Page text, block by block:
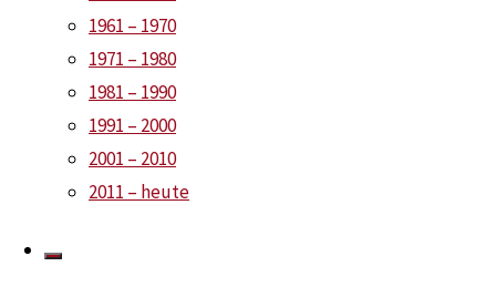
1961 – 1970
1971 – 1980
1981 – 1990
1991 – 2000
2001 – 2010
2011 – heute